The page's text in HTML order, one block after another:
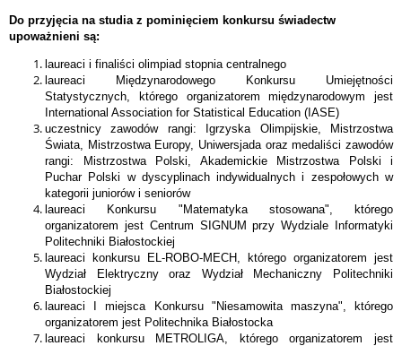
Do przyjęcia na studia z pominięciem konkursu świadectw
upoważnieni są:
laureaci i finaliści olimpiad stopnia centralnego
laureaci Międzynarodowego Konkursu Umiejętności
Statystycznych, którego organizatorem międzynarodowym jest
International Association for Statistical Education (IASE)
uczestnicy zawodów rangi: Igrzyska Olimpijskie, Mistrzostwa
Świata, Mistrzostwa Europy, Uniwersjada oraz medaliści zawodów
rangi: Mistrzostwa Polski, Akademickie Mistrzostwa Polski i
Puchar Polski w dyscyplinach indywidualnych i zespołowych w
kategorii juniorów i seniorów
laureaci Konkursu "Matematyka stosowana", którego
organizatorem jest Centrum SIGNUM przy Wydziale Informatyki
Politechniki Białostockiej
laureaci konkursu EL-ROBO-MECH, którego organizatorem jest
Wydział Elektryczny oraz Wydział Mechaniczny Politechniki
Białostockiej
laureaci I miejsca Konkursu "Niesamowita maszyna", którego
organizatorem jest Politechnika Białostocka
laureaci konkursu METROLIGA, którego organizatorem jest